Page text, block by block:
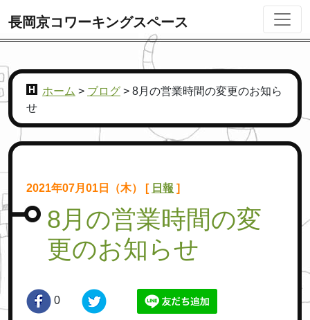
長岡京コワーキングスペース
ホーム > ブログ > 8月の営業時間の変更のお知ら
せ
2021年07月01日（木） [ 日報 ]
8月の営業時間の変
更のお知らせ
0